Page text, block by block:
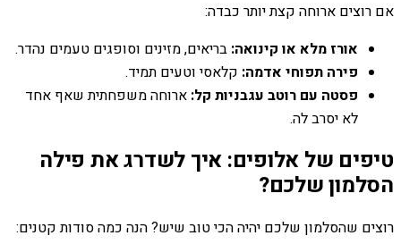
אם רוצים ארוחה קצת יותר כבדה:
אורז מלא או קינואה: בריאים, מזינים וסופגים טעמים נהדר.
פירה תפוחי אדמה: קלאסי וטעים תמיד.
פסטה עם רוטב עגבניות קל: ארוחה משפחתית שאף אחד
לא יסרב לה.
טיפים של אלופים: איך לשדרג את פילה
הסלמון שלכם?
רוצים שהסלמון שלכם יהיה הכי טוב שיש? הנה כמה סודות קטנים: